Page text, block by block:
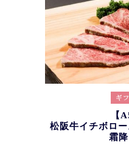
【
松阪牛イチボロ
霜